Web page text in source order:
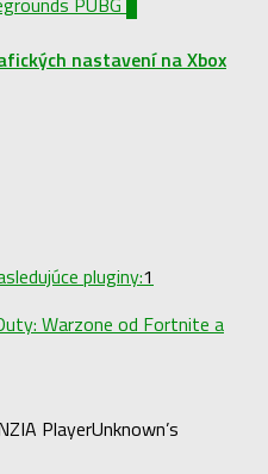
nastavení na Xbox
pluginy:1
Warzone od Fortnite a
PlayerUnknown’s